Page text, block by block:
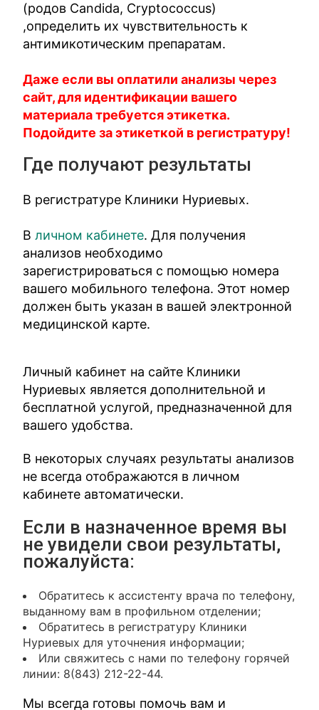
(родов Candida, Cryptococcus)
,определить их чувствительность к
антимикотическим препаратам.
Даже если вы оплатили анализы через
сайт, для идентификации вашего
материала требуется этикетка.
Подойдите за этикеткой в регистратуру!
Где получают результаты
В регистратуре Клиники Нуриевых.
Вличном кабинете. Для получения
анализов необходимо
зарегистрироваться с помощью номера
вашего мобильного телефона. Этот номер
должен быть указан в вашей электронной
медицинской карте.
Личный кабинет на сайте Клиники
Нуриевых является дополнительной и
бесплатной услугой, предназначенной для
вашего удобства.
В некоторых случаях результаты анализов
не всегда отображаются в личном
кабинете автоматически.
Если в назначенное время вы
не увидели свои результаты,
пожалуйста:
Обратитесь к ассистенту врача по телефону,
выданному вам в профильном отделении;
Обратитесь в регистратуру Клиники
Нуриевых для уточнения информации;
Или свяжитесь с нами по телефону горячей
линии: 8(843) 212-22-44.
Мы всегда готовы помочь вам и